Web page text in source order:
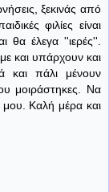
ξεκινάς από
φιλίες είναι
θα έλεγα ''ιερές''.
και υπάρχουν και
και πάλι μένουν
μοιράστηκες. Να
μου. Καλή μέρα και